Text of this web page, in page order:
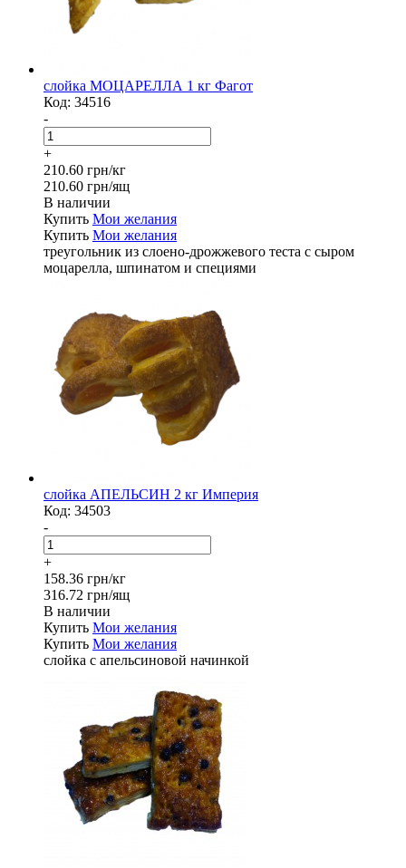
слойка МОЦАРЕЛЛА 1 кг Фагот
Код: 34516
-
+
210.60 грн/кг
210.60 грн/ящ
В наличии
Купить Мои желания
Купить Мои желания
треугольник из слоено-дрожжевого теста с сыром
моцарелла, шпинатом и специями
слойка АПЕЛЬСИН 2 кг Империя
Код: 34503
-
+
158.36 грн/кг
316.72 грн/ящ
В наличии
Купить Мои желания
Купить Мои желания
слойка с апельсиновой начинкой